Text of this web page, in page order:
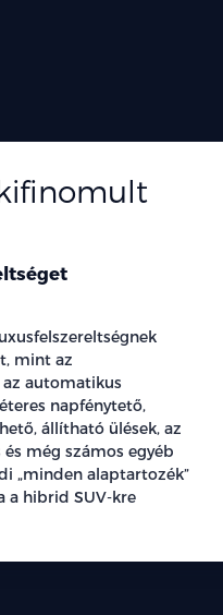
mint az
az automatikus
napfénytető,
állítható ülések, az
még számos egyéb
„minden alaptartozék”
a hibrid SUV-kre